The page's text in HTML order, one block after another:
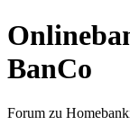
BanCo
Forum zu